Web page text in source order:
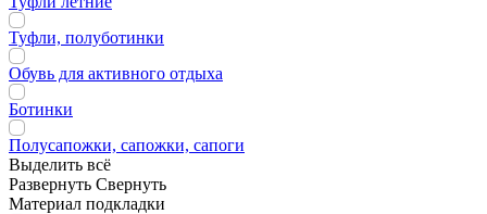
Туфли, полуботинки
Обувь для активного отдыха
Ботинки
Полусапожки, сапожки, сапоги
Выделить всё
Развернуть Свернуть
Материал подкладки